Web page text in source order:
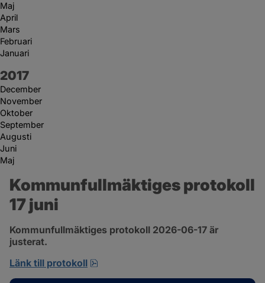
Maj
April
Mars
Februari
Januari
År:
2017
December
November
Oktober
September
Augusti
Juni
Maj
Kommunfullmäktiges protokoll
17 juni
Kommunfullmäktiges protokoll 2026-06-17 är
justerat.
Länk till protokoll